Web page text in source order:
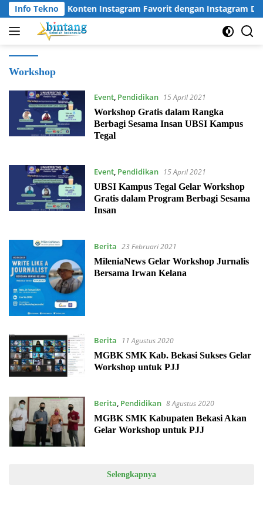
Langsung
ke
konten
Info Tekno
Cara Unduh Konten Instagram Favorit dengan Instagram
Workshop
Event, Pendidikan
15 April 2021
Workshop Gratis dalam Rangka
Berbagi Sesama Insan UBSI Kampus
Tegal
Event, Pendidikan
15 April 2021
UBSI Kampus Tegal Gelar Workshop
Gratis dalam Program Berbagi Sesama
Insan
Berita 23 Februari 2021
MileniaNews Gelar Workshop Jurnalis
Bersama Irwan Kelana
Berita
11 Agustus 2020
MGBK SMK Kab. Bekasi Sukses Gelar
Workshop untuk PJJ
Berita Pendidikan 8 Agustus 2020
MGBK SMK Kabupaten Bekasi Akan
Gelar Workshop untuk PJJ
Selengkapnya